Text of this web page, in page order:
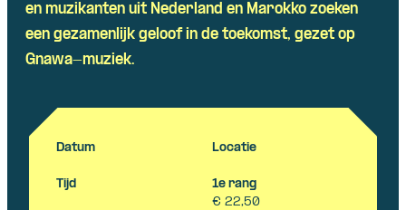
en muzikanten uit Nederland en Marokko zoeken
een gezamenlijk geloof in de toekomst, gezet op
Gnawa-muziek.
Datum Locatie
Tijd
1e rang
€ 22,50